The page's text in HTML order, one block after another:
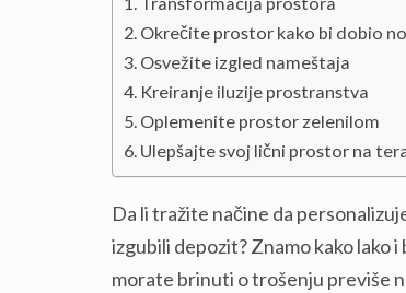
Okrečite prostor kako bi dobio
Osvežite izgled nameštaja
Kreiranje iluzije prostranstva
Oplemenite prostor zelenilom
Ulepšajte svoj lični prostor na
Da li tražite načine da
izgubili depozit? Znamo kako lako
morate brinuti o trošenju previše